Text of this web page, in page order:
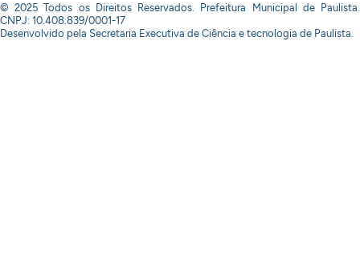
© 2025 Todos os Direitos Reservados. Prefeitura Municipal de Paulista.
CNPJ: 10.408.839/0001-17
Desenvolvido pela Secretaria Executiva de Ciência e tecnologia de Paulista.